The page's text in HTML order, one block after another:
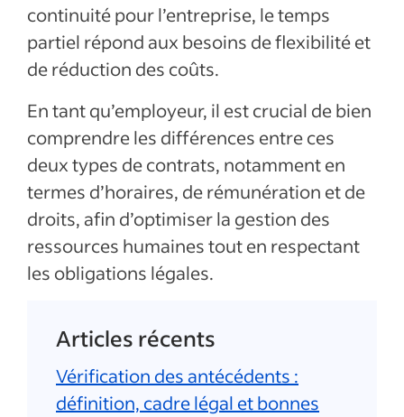
continuité pour l’entreprise, le temps
partiel répond aux besoins de flexibilité et
de réduction des coûts.
En tant qu’employeur, il est crucial de bien
comprendre les différences entre ces
deux types de contrats, notamment en
termes d’horaires, de rémunération et de
droits, afin d’optimiser la gestion des
ressources humaines tout en respectant
les obligations légales.
Articles récents
Vérification des antécédents :
définition, cadre légal et bonnes